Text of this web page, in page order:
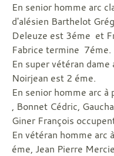
En senior homme arc
d'alésien Barthelot
Deleuze est 3éme et
Fabrice termine 7éme.
En super vétéran
Noirjean est 2 éme.
En senior homme arc
, Bonnet Cédric,
Giner François
En vétéran homme arc
éme, Jean Pierre